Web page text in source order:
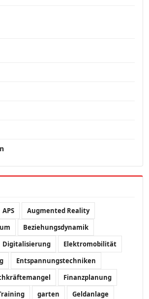
APS
Augmented Reality
Beziehungsdynamik
Digitalisierung
Elektromobilität
Entspannungstechniken
Finanzplanung
garten
Geldanlage